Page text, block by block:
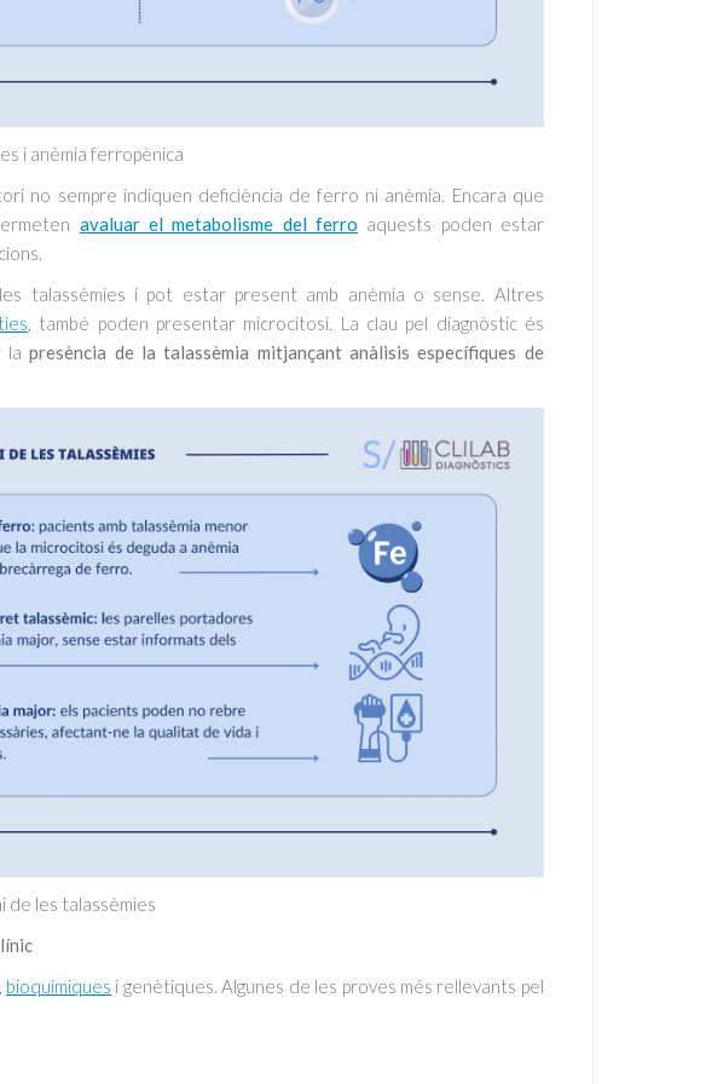
i anèmia ferropènica
no sempre indiquen deficiència de ferro ni anèmia. Encara que
avaluar el metabolisme del ferro aquests poden estar
talassèmies i pot estar present amb anèmia o sense. Altres
també poden presentar microcitosi. La clau pel diagnòstic és
lapresència de la talassèmia mitjançant anàlisis específiques de
de les talassèmies
, bioquímiques i genètiques. Algunes de les proves més rellevants pel